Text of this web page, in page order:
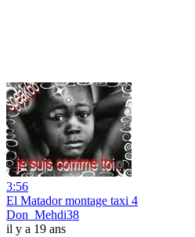
3:56
El Matador montage taxi 4
Don_Mehdi38
il y a 19 ans